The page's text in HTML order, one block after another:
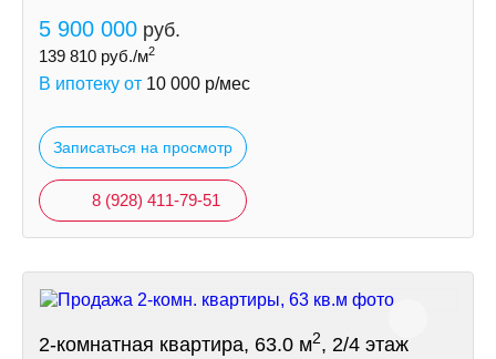
5 900 000 руб.
139 810 руб./м2
В ипотеку от 10 000 р/мес
Записаться на просмотр
8 (928) 411-79-51
2-комнатная квартира, 63.0 м2, 2/4 этаж